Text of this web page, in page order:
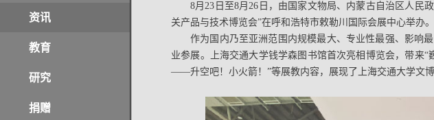
资讯
教育
研究
捐赠
8月23日至8月26日，由国家文物局、内蒙古自治区人民
关产品与技术博览会”在呼和浩特市敕勒川国际会展中心举办
作为国内乃至亚洲范围内规模最大、专业性最强、影响
业参展。上海交通大学钱学森图书馆首次亮相博览会，带来
——升空吧！小火箭！”等展教内容，展现了上海交通大学文